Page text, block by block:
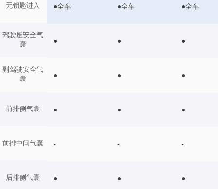
无钥匙进入
驾驶座安全气
囊
副驾驶安全气
囊
前排侧气囊
前排中间气囊
后排侧气囊
●全车 ●全车 ●全车
● ● ●
● ● ●
● ● ●
- - -
● ● ●